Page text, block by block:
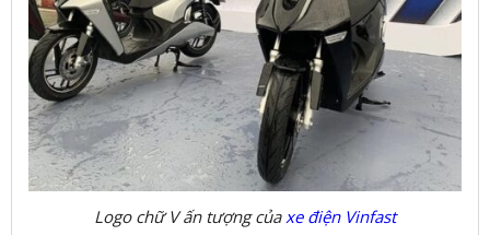
Logo chữ V ấn tượng củaxe điện Vinfast